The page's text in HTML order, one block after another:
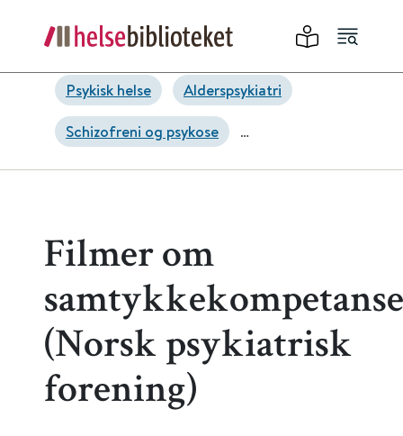
Psykisk helse
Alderspsykiatri
Schizofreni og psykose
Kropp og sinn
Filmer om
samtykkekompetanse
(Norsk psykiatrisk
forening)